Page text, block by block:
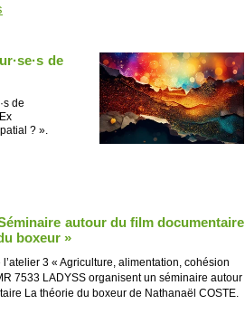
de
de
? ».
autour du film documentaire
boxeur »
l’atelier 3 « Agriculture, alimentation, cohésion
7533 LADYSS organisent un séminaire autour
La théorie du boxeur de Nathanaël COSTE.